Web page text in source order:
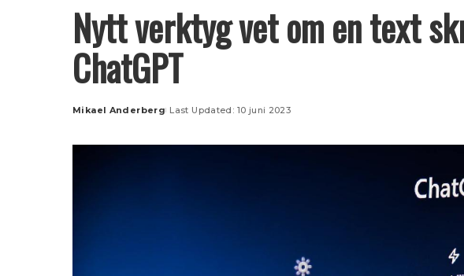
Nytt verktyg vet om en text
ChatGPT
Posted
Mikael Anderberg Last Updated: 10 juni 2023